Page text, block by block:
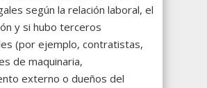
según la relación laboral, el
y si hubo terceros
(por ejemplo, contratistas,
de maquinaria,
externo o dueños del